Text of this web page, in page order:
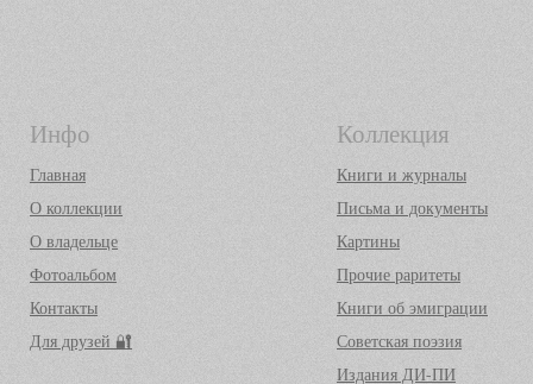
Инфо
Главная
О коллекции
О владельце
Фотоальбом
Контакты
Для друзей 🔐
Коллекция
Книги и журналы
Письма и документы
Картины
Прочие раритеты
Книги об эмиграции
Советская поэзия
Издания ДИ-ПИ